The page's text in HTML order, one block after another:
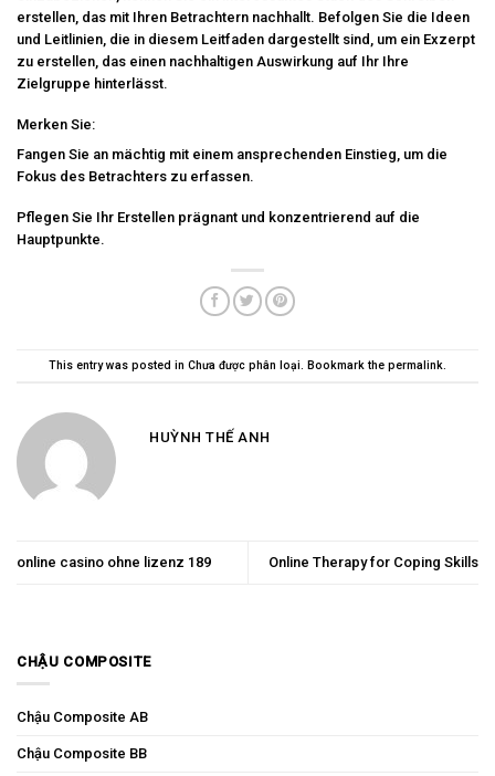
erstellen, das mit Ihren Betrachtern nachhallt. Befolgen Sie die Ideen
und Leitlinien, die in diesem Leitfaden dargestellt sind, um ein Exzerpt
zu erstellen, das einen nachhaltigen Auswirkung auf Ihr Ihre
Zielgruppe hinterlässt.
Merken Sie:
Fangen Sie an mächtig mit einem ansprechenden Einstieg, um die
Fokus des Betrachters zu erfassen.
Pflegen Sie Ihr Erstellen prägnant und konzentrierend auf die
Hauptpunkte.
This entry was posted in Chưa được phân loại . Bookmark the permalink
HUỲNH THẾ ANH
online casino ohne lizenz 189 Online Therapy for Coping Skills
CHẬU COMPOSITE
Chậu Composite AB
Chậu Composite BB